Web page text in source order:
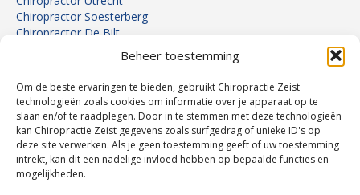
Beheer toestemming
Om de beste ervaringen te bieden, gebruikt Chiropractie Zeist
technologieën zoals cookies om informatie over je apparaat op te
slaan en/of te raadplegen. Door in te stemmen met deze technologieën
kan Chiropractie Zeist gegevens zoals surfgedrag of unieke ID's op
deze site verwerken. Als je geen toestemming geeft of uw toestemming
intrekt, kan dit een nadelige invloed hebben op bepaalde functies en
mogelijkheden.
Chiropractor Soesterberg
Chiropractor De Bilt
Chiropractor Austerlitz
Chiropractor Den Dolder
Chiropractor Soest
Zorgkaart Nederland